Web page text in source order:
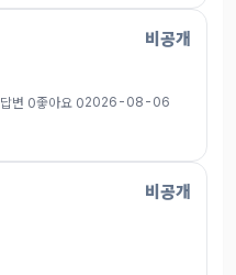
비공개
답변 0좋아요 02026-08-06
비공개